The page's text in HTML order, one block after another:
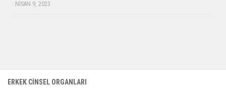
ERKEK CINSEL ORGANLARI
NISAN 9, 2023